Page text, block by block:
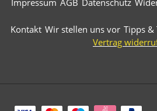
Impressum AGB Datenschutz
Kontakt Wir stellen uns vor Tipps &
Vertrag